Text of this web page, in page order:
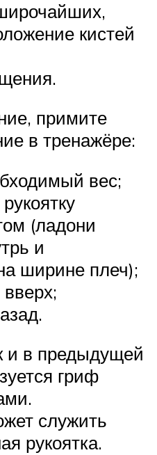
кистей
примите
в тренажёре:
вес;
(ладони
и
ширине плеч);
и в предыдущей
гриф
служить
рукоятка.